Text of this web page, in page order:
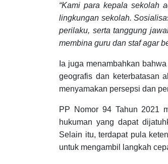
“Kami para kepala sekolah
lingkungan sekolah.
perilaku, serta tanggung
membina guru dan staf agar
Ia juga menambahkan
geografis dan keterbatasan
menyamakan persepsi dan
PP Nomor 94 Tahun 2021
hukuman yang dapat
Selain itu, terdapat pula
untuk mengambil langkah